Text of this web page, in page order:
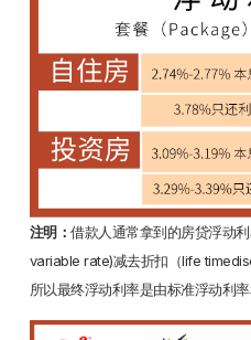
注明：借款人通常拿到的房贷浮动
variable rate)减去折扣（life
所以最终浮动利率是由标准浮动利